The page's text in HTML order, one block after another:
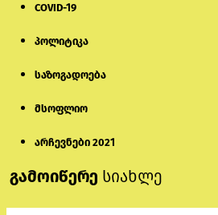
კერძო
COVID-19
პოლიტიკა
საზოგადოება
მსოფლიო
არჩევნები 2021
გამოიწერე სიახლე